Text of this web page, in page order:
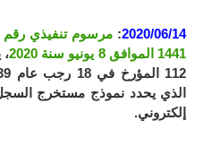
2020/06/14
:
1441 الموافق 8 يونيو سنة 2020
الذي يحدد نموذج مستخرج
إلكتروني.